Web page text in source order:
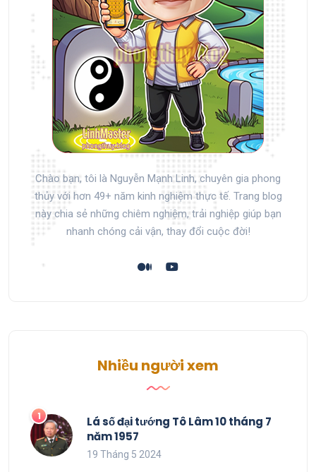
Chào bạn, tôi là Nguyễn Mạnh Linh, chuyên gia phong
thủy với hơn 49+ năm kinh nghiệm thực tế. Trang blog
này chia sẻ những chiêm nghiệm, trải nghiệp giúp bạn
nhanh chóng cải vận, thay đổi cuộc đời!
Nhiều người xem
Lá số đại tướng Tô Lâm 10 tháng 7
năm 1957
19 Tháng 5 2024